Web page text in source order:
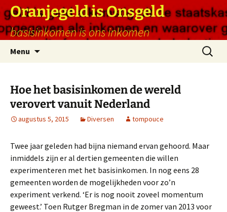
naar
de
inhoud
Oranjegeld is Onsgeld
basisinkomen is ons inkomen
Menu
Zoeken
naar:
Hoe het basisinkomen de wereld
verovert vanuit Nederland
augustus 5, 2015 Diversen tompouce
Twee jaar geleden had bijna niemand ervan gehoord. Maar
inmiddels zijn er al dertien gemeenten die willen
experimenteren met het basisinkomen. In nog eens 28
gemeenten worden de mogelijkheden voor zo’n
experiment verkend. ‘Er is nog nooit zoveel momentum
geweest.’ Toen Rutger Bregman in de zomer van 2013 voor